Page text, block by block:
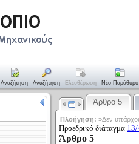
Αναζήτηση Αναζήτηση Ελευθέρωση Νέο Παράθυρο
Άρθρο 5